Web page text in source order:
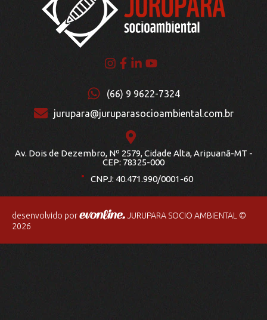
(66) 9 9622-7324
jurupara@juruparasocioambiental.com.br
Av. Dois de Dezembro, Nº 2579, Cidade Alta, Aripuanã-MT -
CEP: 78325-000
. CNPJ: 40.471.990/0001-60
desenvolvido por
JURUPARA SOCIO AMBIENTAL ©
2026